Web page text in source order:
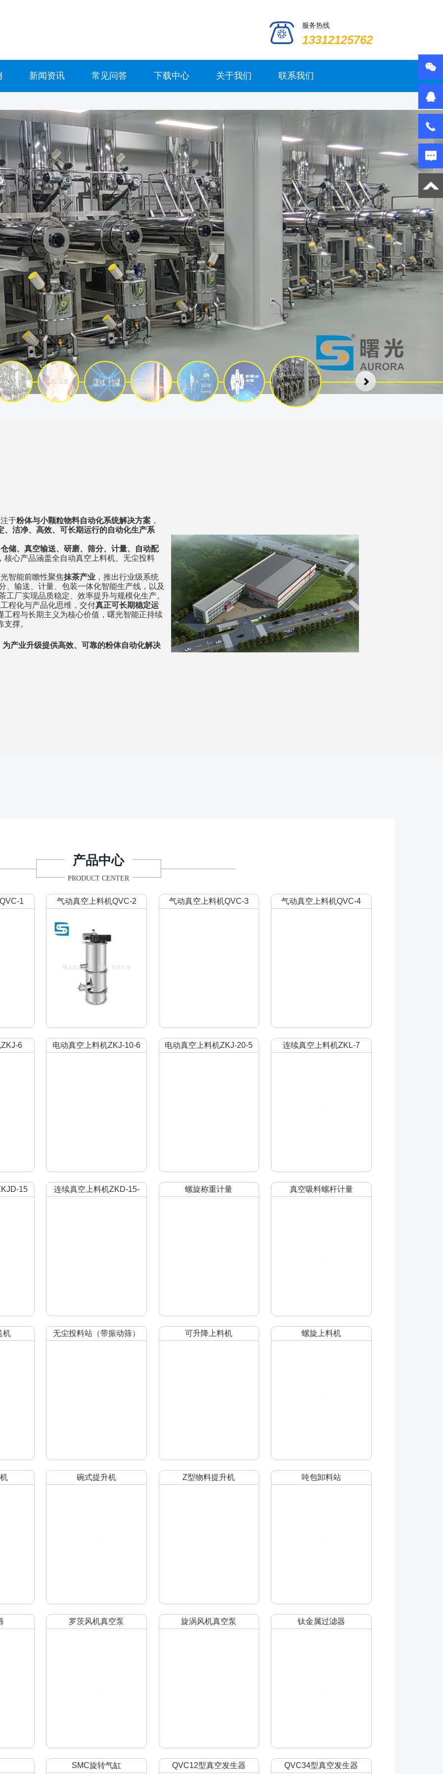
服务热线
13312125762
新闻资讯 常见问答 下载中心 关于我们 联系我们
于粉体与小颗粒物料自动化系统解决方案 ，
、洁净、高效、可长期运行的自动化生产系
仓储、 真空输送、研磨、 筛分、计量、自动配
核心产品涵盖全自动真空上料机、无尘投料
智能前瞻性聚焦抹茶产业 ，推出行业级系统
、输送、计量、包装一体化智能生产线， 以及
厂实现品质稳定、效率提升与规模化生产。
程化与产品化思维，交付真正可长期稳定运
工程与长期主义为核心价值，曙光智能正持续
撑。
产业升级提供高效、可靠的粉体自动化解决
产品中心
PRODUCT CENTER
1 气动真空上料机QVC-2 气动真空上料机QVC-3 气动真空上料机QVC-4
6 电动真空上料机ZKJ-10-6 电动真空上料机ZKJ-20-5 连续真空上料机ZKL-7
15
连续真空上料机ZKD-15-
螺旋称重计量 真空吸料螺杆计量
机 无尘投料站（带振动筛） 可升降上料机 螺旋上料机
碗式提升机 Z型物料提升机 吨包卸料站
罗茨风机真空泵 旋涡风机真空泵 钛金属过滤器
SMC旋转气缸 QVC12型真空发生器 QVC34型真空发生器